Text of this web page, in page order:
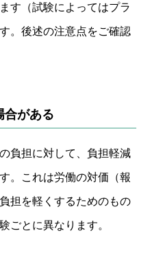
す（試験によってはプラ
。後述の注意点をご確認
合がある
負担に対して、負担軽減
。これは労働の対価（報
担を軽くするためのもの
ごとに異なります。